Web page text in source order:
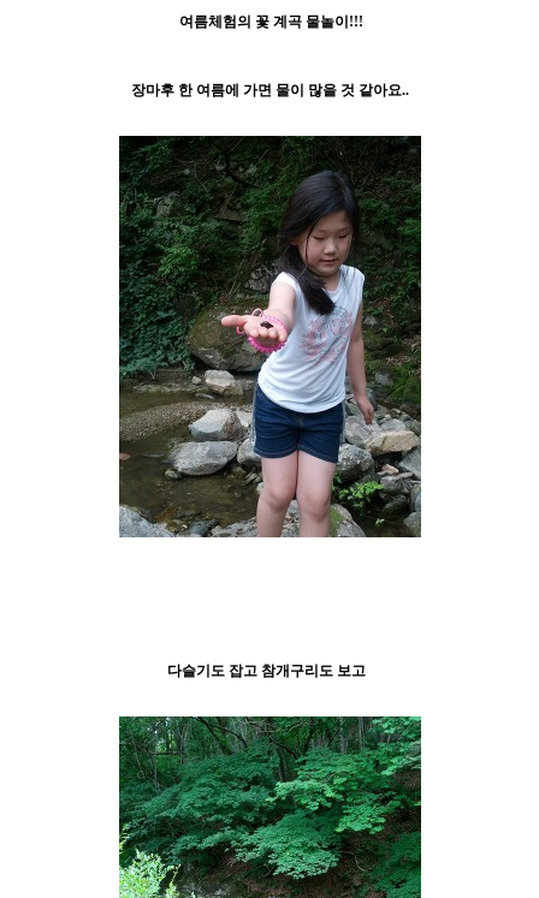
여름체험의 꽃 계곡 물놀이!!!
장마후 한 여름에 가면 물이 많을 것 같아요..
다슬기도 잡고 참개구리도 보고